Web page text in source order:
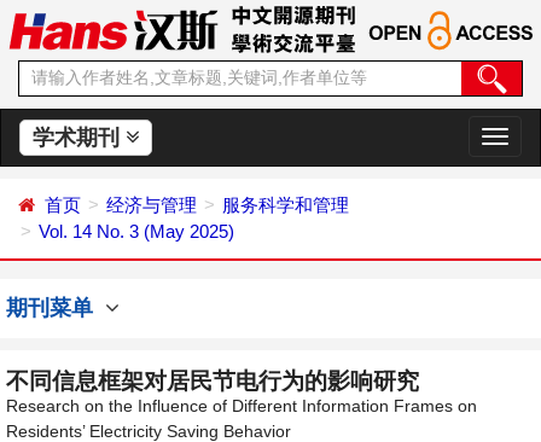
学术期刊
切
换
首页 经济与管理
服务科学和管理
Vol. 14 No. 3 (May 2025)
期刊菜单
不同信息框架对居民节电行为的影响研究
Research on the Influence of Different Information Frames on
Residents’ Electricity Saving Behavior